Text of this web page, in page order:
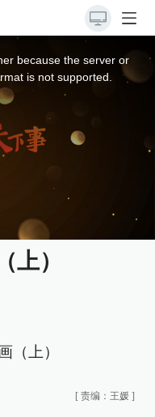
because the server or
is not supported.
上）
（上）
[ 责编：王媛 ]